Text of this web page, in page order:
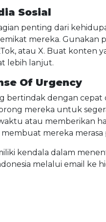
Sosial
penting dari
mereka. Gunakan
atau X. Buat konten
lebih lanjut.
Of Urgency
bertindak dengan
mereka untuk
atau memberikan
mereka
kendala dalam
melalui email ke